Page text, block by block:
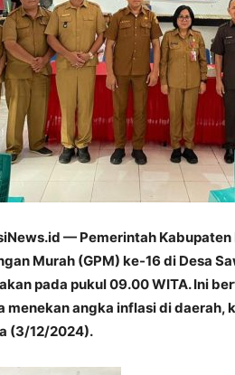
— Pemerintah
Murah (GPM) ke-16 di Desa
pada pukul 09.00 WITA. Ini
menekan angka inflasi di daerah,
(3/12/2024).